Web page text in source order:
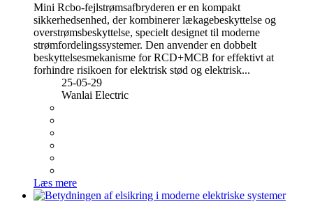
Mini Rcbo-fejlstrømsafbryderen er en kompakt
sikkerhedsenhed, der kombinerer lækagebeskyttelse og
overstrømsbeskyttelse, specielt designet til moderne
strømfordelingssystemer. Den anvender en dobbelt
beskyttelsesmekanisme for RCD+MCB for effektivt at
forhindre risikoen for elektrisk stød og elektrisk...
25-05-29
Wanlai Electric
Læs mere